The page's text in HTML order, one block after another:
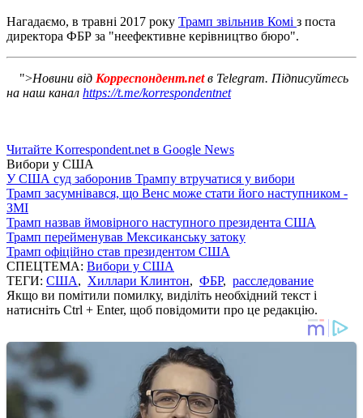
Нагадаємо, в травні 2017 року Трамп звільнив Комі з поста
директора ФБР за "неефективне керівництво бюро".
">Новини від Корреспондент.netв Telegram. Підписуйтесь
на наш канал https://t.me/korrespondentnet
Читайте Korrespondent.net в Google News
Вибори у США
У США суд заборонив Трампу втручатися у вибори
Трамп засумнівався, що Венс може стати його наступником -
ЗМІ
Трамп назвав ймовірного наступного президента США
Трамп перейменував Мексиканську затоку
Трамп офіційно став президентом США
СПЕЦТЕМА: Вибори у США
ТЕГИ: США, Хиллари Клинтон, ФБР, расследование
Якщо ви помітили помилку, виділіть необхідний текст і
натисніть Ctrl + Enter, щоб повідомити про це редакцію.